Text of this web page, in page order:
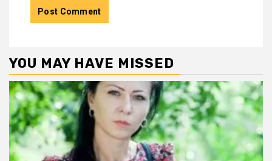
YOU MAY HAVE MISSED